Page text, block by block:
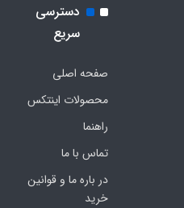
دسترسی
سریع
صفحه اصلی
محصولات اینتکس
راهنما
تماس با ما
در باره ما و قوانین
خرید